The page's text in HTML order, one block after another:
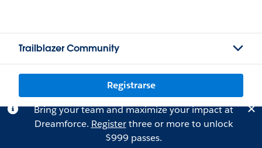
Trailblazer Community
Registrarse
Bring your team and maximize your impact at
Dreamforce. Registerthree or more to unlock
$999 passes.